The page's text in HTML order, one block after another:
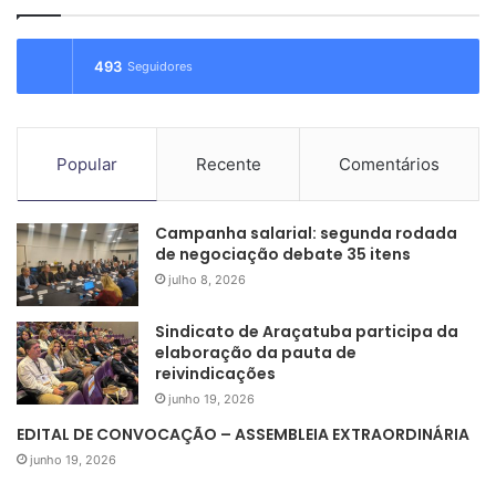
RegulaçãoSindicatos
493 Seguidores
Popular Recente Comentários
Campanha salarial: segunda rodada
de negociação debate 35 itens
julho 8, 2026
Sindicato de Araçatuba participa da
elaboração da pauta de
reivindicações
junho 19, 2026
EDITAL DE CONVOCAÇÃO – ASSEMBLEIA EXTRAORDINÁRIA
junho 19, 2026